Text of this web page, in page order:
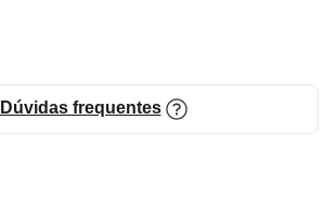
Dúvidas frequentes